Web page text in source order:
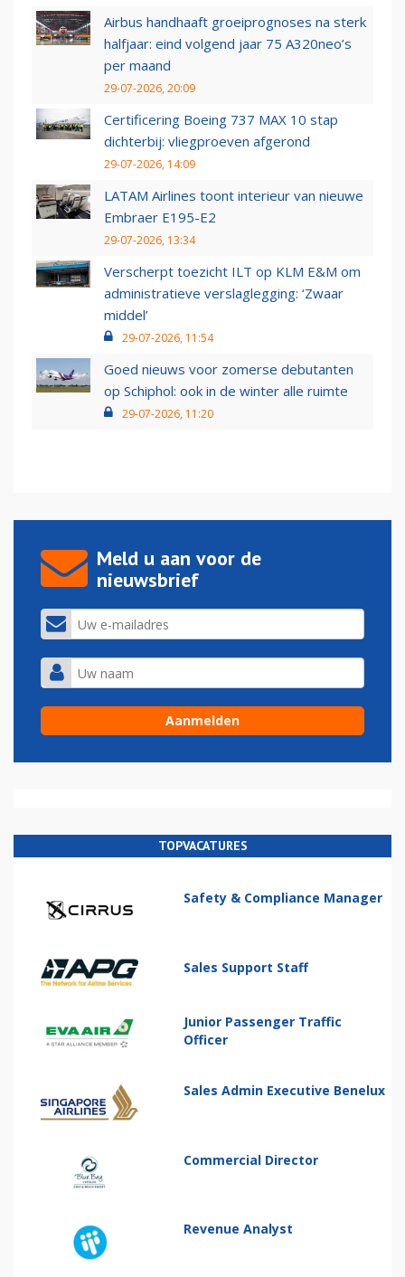
Airbus handhaaft groeiprognoses na sterk
halfjaar: eind volgend jaar 75 A320neo’s
per maand
29-07-2026, 20:09
Certificering Boeing 737 MAX 10 stap
dichterbij: vliegproeven afgerond
29-07-2026, 14:09
LATAM Airlines toont interieur van nieuwe
Embraer E195-E2
29-07-2026, 13:34
Verscherpt toezicht ILT op KLM E&M om
administratieve verslaglegging: ‘Zwaar
middel’
29-07-2026, 11:54
Goed nieuws voor zomerse debutanten
op Schiphol: ook in de winter alle ruimte
29-07-2026, 11:20
Meld u aan voor de
nieuwsbrief
TOPVACATURES
Safety & Compliance Manager
Sales Support Staff
Junior Passenger Traffic
Officer
Sales Admin Executive Benelux
Commercial Director
Revenue Analyst